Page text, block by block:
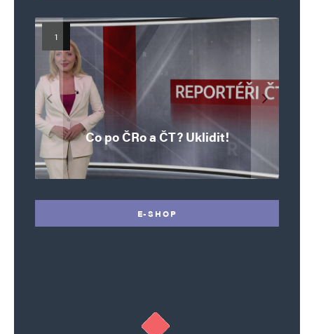
Co po ČRo a ČT? Uklidit!
Islamistický teror v EU, 6. díl:
Brutální poprava 85letého
katolického kněze Jacquese
Hamela
Islamistický teror v EU, 5. díl:
Krvavé oslavy pádu Bastily
v Nice
Mýty o Václavu Klausovi:
Pivo, jazz, hádky, loajalita
i humor. Jakl boří legendy
o bývalém prezidentovi
Vymíráme a politici lžou:
porodnost nezachrání
dotace, byty ani zkrácené
úvazky
Pim Fortuyn: Muž, který se
nestihl stát premiérem
E-SHOP